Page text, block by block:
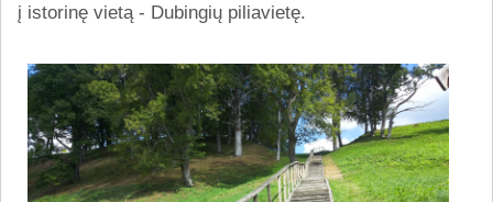
į istorinę vietą - Dubingių piliavietę.